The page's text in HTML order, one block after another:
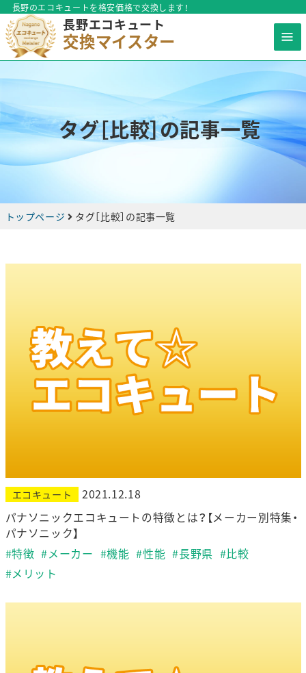
長野のエコキュートを格安価格で交換します！
長野エコキュート
交換マイスター
タグ［比較］の記事一覧
トップページ タグ［比較］の記事一覧
エコキュート 2021.12.18
パナソニックエコキュートの特徴とは？【メーカー別特集・
パナソニック】
#特徴 #メーカー #機能 #性能 #長野県 #比較
#メリット